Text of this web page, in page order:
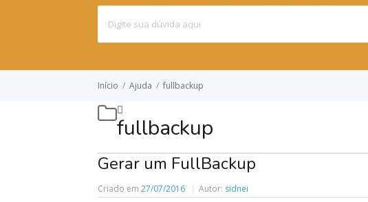
por:
Início / Ajuda / fullbackup
fullbackup
Gerar um FullBackup
Criado em 27/07/2016 Autor: sidnei